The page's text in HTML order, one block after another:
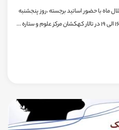
با حضور اساتید برجسته ،روز پنجشنبه